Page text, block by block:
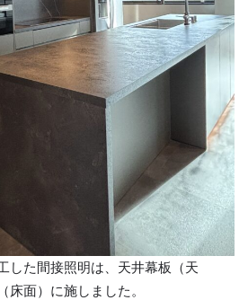
した間接照明は、天井幕板（天
床面）に施しました。